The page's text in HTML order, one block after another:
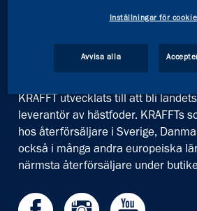
KRAFFT utvecklats till att bli
leverantör av hästfoder. KRAFFTs
hos återförsäljare i Sverige,
också i många andra europeiska
närmsta återförsäljare under
Facebook Instagram Youtube
Inställningar för
Avvisa alla